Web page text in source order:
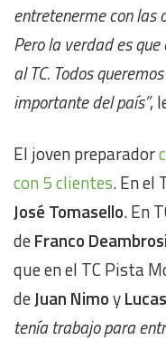
entretenerme con las
Pero la verdad es
al TC. Todos
importante del país”,
El joven preparador
con 5 clientes. En el
José Tomasello. En
deFranco Deambrosi
que en el TC Pista
deJuan Nimoy
tenía trabajo para